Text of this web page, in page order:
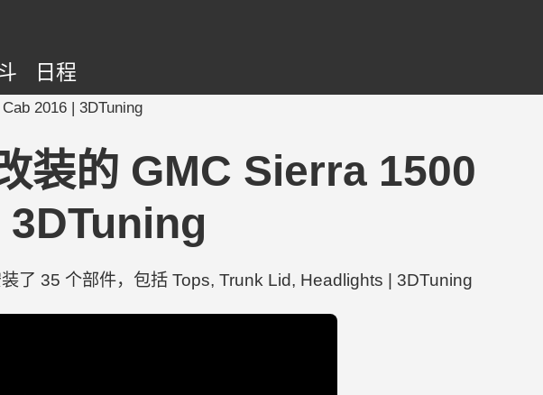
日程
2016 | 3DTuning
装的 GMC Sierra 1500
了 35 个部件，包括 Tops, Trunk Lid, Headlights | 3DTuning